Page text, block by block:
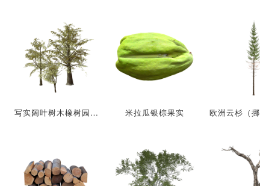
写实阔叶树木橡树园林景观3D模型 米拉瓜银棕果实 欧洲云杉（挪